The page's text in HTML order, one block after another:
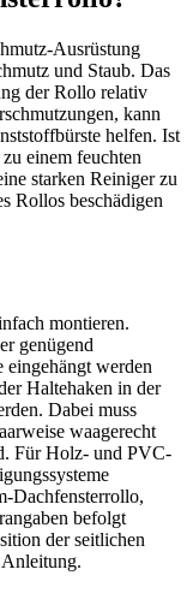
Ausrüstung
und Staub. Das
der Rollo relativ
kann
helfen. Ist
einem feuchten
starken Reiniger zu
Rollos beschädigen
montieren.
genügend
eingehängt werden
Haltehaken in der
Dabei muss
waagerecht
Für Holz- und PVC-
Dachfensterrollo,
befolgt
der seitlichen